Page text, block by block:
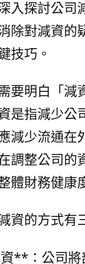
入探討公司
除對減資的
技巧。
要明白「減
是指減少公
減少流通在
調整公司的
體財務健康
資的方式有
**：公司將